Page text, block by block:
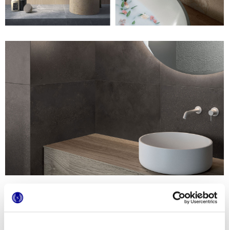
Mementa
propose des textures extrêmement
expressivesqui transmettent d’agréables sensations tactiles